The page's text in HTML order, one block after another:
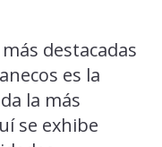
destacadas
es la
la más
se exhibe